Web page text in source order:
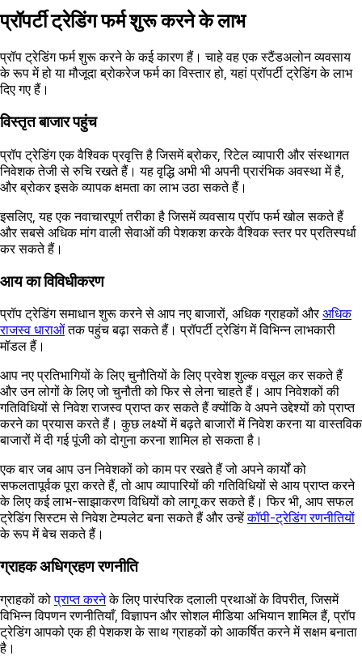
प्रॉपर्टी ट्रेडिंग फर्म शुरू करने के लाभ
प्रॉप ट्रेडिंग फर्म शुरू करने के कई कारण हैं। चाहे वह एक स्टैंडअलोन व्यवसाय
के रूप में हो या मौजूदा ब्रोकरेज फर्म का विस्तार हो, यहां प्रॉपर्टी ट्रेडिंग के लाभ
दिए गए हैं।
विस्तृत बाजार पहुंच
प्रॉप ट्रेडिंग एक वैश्विक प्रवृत्ति है जिसमें ब्रोकर, रिटेल व्यापारी और संस्थागत
निवेशक तेजी से रुचि रखते हैं। यह वृद्धि अभी भी अपनी प्रारंभिक अवस्था में है,
और ब्रोकर इसके व्यापक क्षमता का लाभ उठा सकते हैं।
इसलिए, यह एक नवाचारपूर्ण तरीका है जिसमें व्यवसाय प्रॉप फर्म खोल सकते हैं
और सबसे अधिक मांग वाली सेवाओं की पेशकश करके वैश्विक स्तर पर प्रतिस्पर्धा
कर सकते हैं।
आय का विविधीकरण
प्रॉप ट्रेडिंग समाधान शुरू करने से आप नए बाजारों, अधिक ग्राहकों औरअधिक
राजस्व धाराओंतक पहुंच बढ़ा सकते हैं। प्रॉपर्टी ट्रेडिंग में विभिन्न लाभकारी
मॉडल हैं।
आप नए प्रतिभागियों के लिए चुनौतियों के लिए प्रवेश शुल्क वसूल कर सकते हैं
और उन लोगों के लिए जो चुनौती को फिर से लेना चाहते हैं। आप निवेशकों की
गतिविधियों से निवेश राजस्व प्राप्त कर सकते हैं क्योंकि वे अपने उद्देश्यों को प्राप्त
करने का प्रयास करते हैं। कुछ लक्ष्यों में बढ़ते बाजारों में निवेश करना या वास्तविक
बाजारों में दी गई पूंजी को दोगुना करना शामिल हो सकता है।
एक बार जब आप उन निवेशकों को काम पर रखते हैं जो अपने कार्यों को
सफलतापूर्वक पूरा करते हैं, तो आप व्यापारियों की गतिविधियों से आय प्राप्त करने
के लिए कई लाभ-साझाकरण विधियों को लागू कर सकते हैं। फिर भी, आप सफल
ट्रेडिंग सिस्टम से निवेश टेम्पलेट बना सकते हैं और उन्हेंकॉपी-ट्रेडिंग रणनीतियों
के रूप में बेच सकते हैं।
ग्राहक अधिग्रहण रणनीति
ग्राहकों कोप्राप्त करनेके लिए पारंपरिक दलाली प्रथाओं के विपरीत, जिसमें
विभिन्न विपणन रणनीतियाँ, विज्ञापन और सोशल मीडिया अभियान शामिल हैं, प्रॉप
ट्रेडिंग आपको एक ही पेशकश के साथ ग्राहकों को आकर्षित करने में सक्षम बनाता
है।